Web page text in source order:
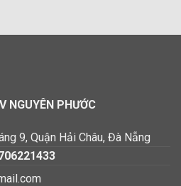
NGUYÊN PHƯỚC
9, Quận Hải Châu, Đà Nẵng